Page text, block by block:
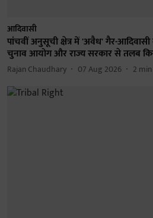
आदिवासी
पांचवीं अनुसूची क्षेत्र में 'अवैध' गैर-आदिवासी
चुनाव आयोग और राज्य सरकार से तलब
Rajan Chaudhary 07 Aug 2026 2